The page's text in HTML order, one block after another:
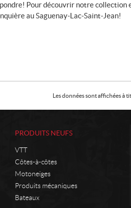
Pour découvrir notre collection
au Saguenay-Lac-Saint-Jean!
Les données sont affichées à
PRODUITS NEUFS
VTT
Côtes-à-côtes
Motoneiges
Produits mécaniques
Bateaux